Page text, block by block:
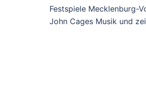
Festspiele Mecklenburg-
John Cages Musik und